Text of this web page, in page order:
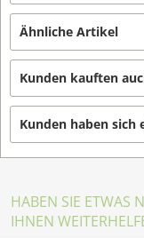
Ähnliche Artikel
Kunden kauften
Kunden haben sich
HABEN SIE ETWAS
IHNEN